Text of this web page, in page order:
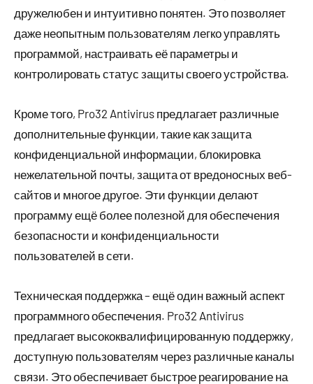
дружелюбен и интуитивно понятен. Это позволяет
даже неопытным пользователям легко управлять
программой, настраивать её параметры и
контролировать статус защиты своего устройства.
Кроме того, Pro32 Antivirus предлагает различные
дополнительные функции, такие как защита
конфиденциальной информации, блокировка
нежелательной почты, защита от вредоносных веб-
сайтов и многое другое. Эти функции делают
программу ещё более полезной для обеспечения
безопасности и конфиденциальности
пользователей в сети.
Техническая поддержка – ещё один важный аспект
программного обеспечения. Pro32 Antivirus
предлагает высококвалифицированную поддержку,
доступную пользователям через различные каналы
связи. Это обеспечивает быстрое реагирование на